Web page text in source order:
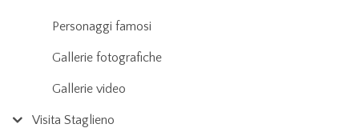
Personaggi famosi
Gallerie fotografiche
Gallerie video
Visita Staglieno